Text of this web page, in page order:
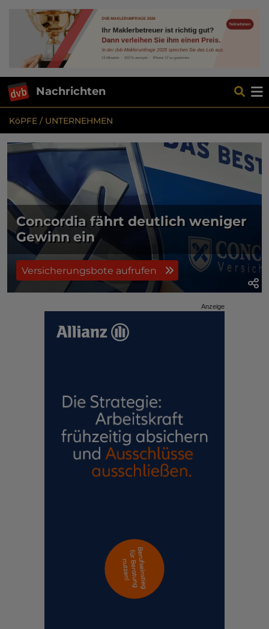
Nachrichten
KöPFE / UNTERNEHMEN
Concordia fährt deutlich weniger
Gewinn ein
Versicherungsbote aufrufen
Anzeige